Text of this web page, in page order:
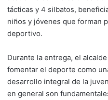
tácticas y 4 silbatos,
niños y jóvenes que forman
deportivo.
Durante la entrega, el
fomentar el deporte como
desarrollo integral de la
en general son